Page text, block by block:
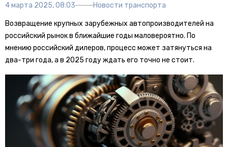
4 марта 2025, 08:03 Новости транспорта
Возвращение крупных зарубежных автопроизводителей на
российский рынок в ближайшие годы маловероятно. По
мнению российский дилеров, процесс может затянуться на
два-три года, а в 2025 году ждать его точно не стоит.